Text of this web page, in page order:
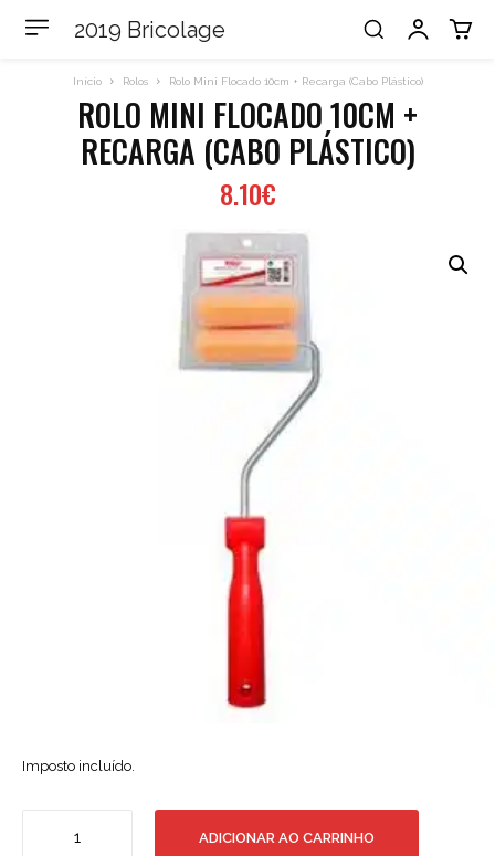
2019 Bricolage
Início Rolos Rolo Mini Flocado 10cm + Recarga (Cabo Plástico)
ROLO MINI FLOCADO 10CM +
RECARGA (CABO PLÁSTICO)
8.10€
Imposto incluído.
ADICIONAR AO CARRINHO